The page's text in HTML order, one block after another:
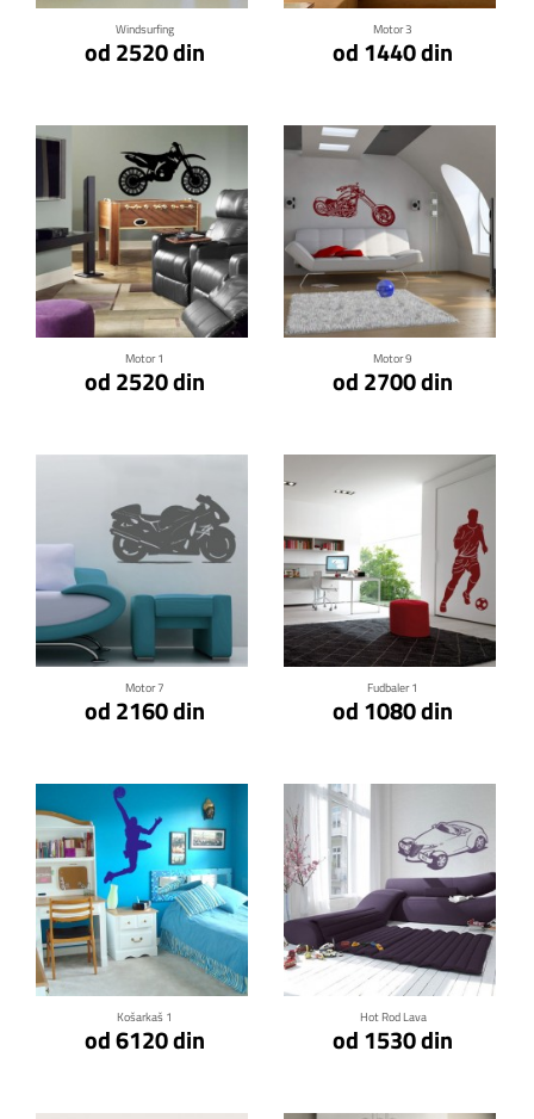
Windsurfing
od 2520 din
Motor 3
od 1440 din
Motor 1
od 2520 din
Klikni za detalje
Motor 9
od 2700 din
Klikni za detalje
Motor 7
od 2160 din
Klikni za detalje
Fudbaler 1
od 1080 din
Klikni za detalje
Košarkaš 1
od 6120 din
Klikni za detalje
Hot Rod Lava
od 1530 din
Klikni za detalje